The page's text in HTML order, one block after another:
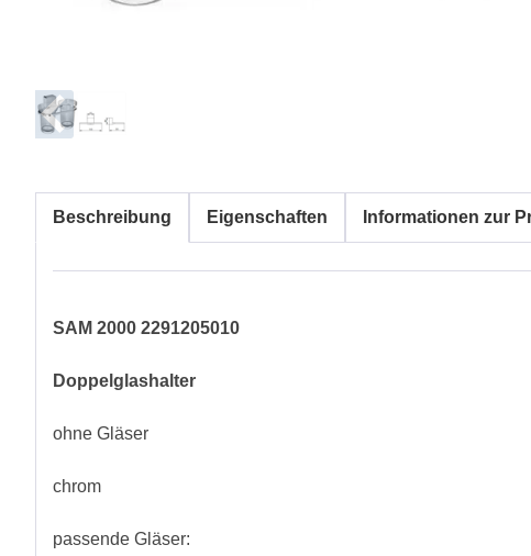
Beschreibung Eigenschaften Informationen zur
SAM 2000 2291205010
Doppelglashalter
ohne Gläser
chrom
passende Gläser: